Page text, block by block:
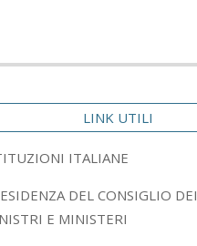
LINK UTILI
ITALIANE
DEL CONSIGLIO DEI
E MINISTERI